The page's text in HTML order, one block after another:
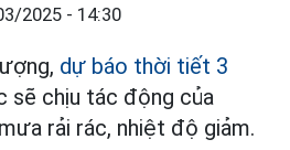
2025 - 14:30
dự báo thời tiết 3
sẽ chịu tác động của
rải rác, nhiệt độ giảm.